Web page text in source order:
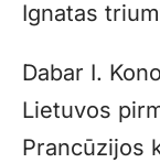
Ignatas
Dabar I.
Lietuvos
Prancūzijos